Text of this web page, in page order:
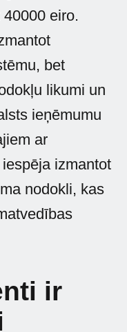
eiro.
bet
likumi un
ieņēmumu
ar
izmantot
nodokli, kas
ir